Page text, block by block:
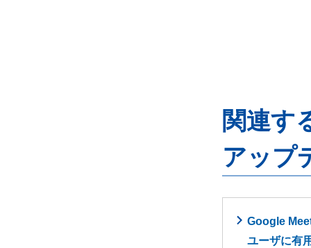
関連す
アップ
Google
ユーザに有